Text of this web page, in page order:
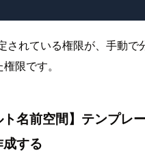
されている権限が、手動で
限です。
ト名前空間】テンプレ
する